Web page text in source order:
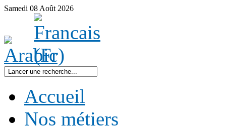
Samedi 08 Août 2026
Accueil
Nos métiers